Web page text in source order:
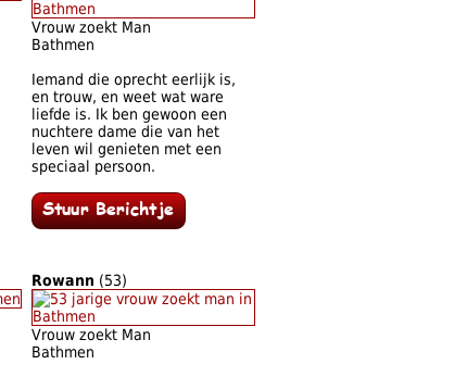
Vrouw zoekt Man
Bathmen
Iemand die oprecht eerlijk is,
en trouw, en weet wat ware
liefde is. Ik ben gewoon een
nuchtere dame die van het
leven wil genieten met een
speciaal persoon.
Rowann (53)
Vrouw zoekt Man
Bathmen